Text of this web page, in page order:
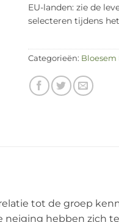
EU-landen: zie de
selecteren tijdens
Categorieën: Bloesem
tot de groep
neiging hebben